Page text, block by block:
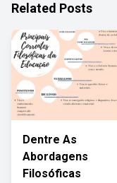
Related Posts
Dentre As
Abordagens
Filosóficas